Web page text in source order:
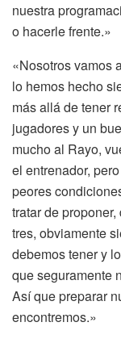
nuestra
o hacerle frente.»
«Nosotros vamos
lo hemos hecho
más allá de tener
jugadores y un
mucho al Rayo,
el entrenador,
peores
tratar de
tres, obviamente
debemos tener y
que seguramente
Así que preparar
encontremos.»